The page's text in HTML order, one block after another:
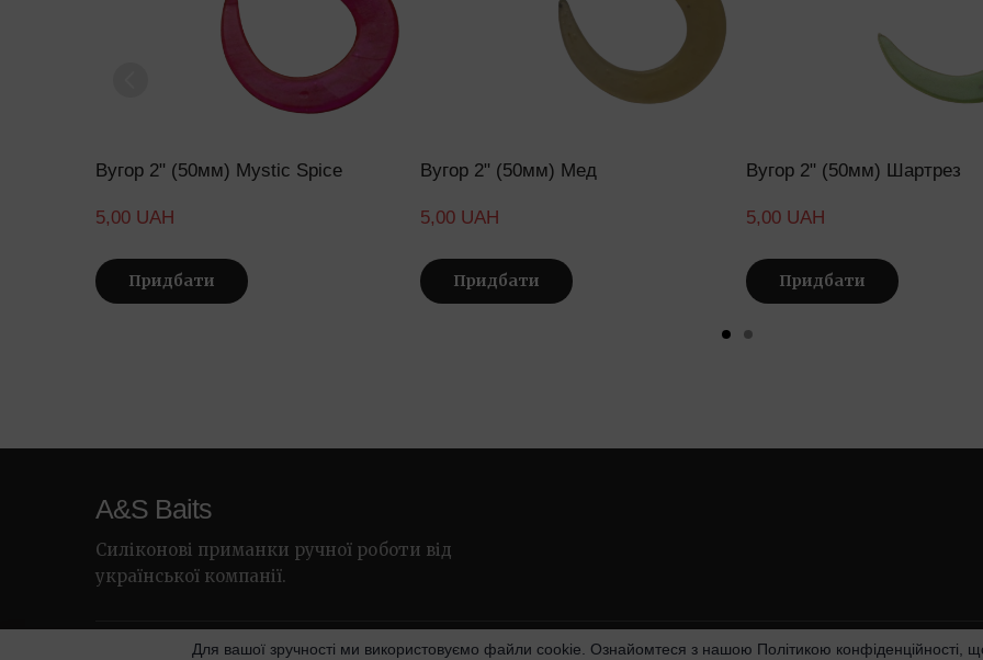
Вугор 2" (50мм) Mystic Spice
5,00 UAH
Придбати
Вугор 2" (50мм) Мед
5,00 UAH
Придбати
Вугор 2" (50мм) Шартрез
5,00 UAH
Придбати
A&S Baits
Силіконові приманки ручної роботи від
української компанії.
Для вашої зручності ми використовуємо файли cookie. Ознайомтеся з нашою Політикою конфіденційності,